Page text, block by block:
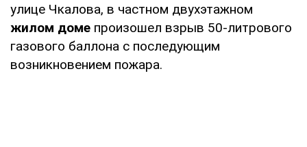
улице Чкалова, в частном двухэтажном
жилом доме произошел взрыв 50-литрового
газового баллона с последующим
возникновением пожара.